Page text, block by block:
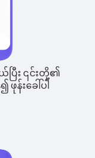
ြီး ၎င်းတို့၏
န်းခေါ်ပါ